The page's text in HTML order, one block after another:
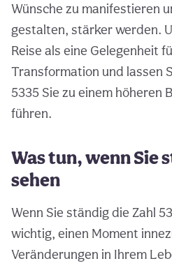
Wünsche zu manifestieren
gestalten, stärker werden.
Reise als eine Gelegenheit
Transformation und lassen
5335 Sie zu einem höheren
führen.
Was tun, wenn Sie
sehen
Wenn Sie ständig die Zahl
wichtig, einen Moment
Veränderungen in Ihrem